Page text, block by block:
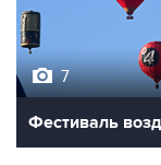
7
Фестиваль